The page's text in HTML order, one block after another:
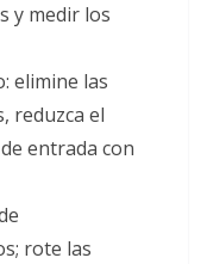
y medir los
elimine las
reduzca el
entrada con
rote las